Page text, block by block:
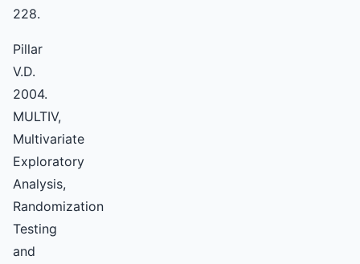
228.
Pillar
V.D.
2004.
MULTIV,
Multivariate
Exploratory
Analysis,
Randomization
Testing
and